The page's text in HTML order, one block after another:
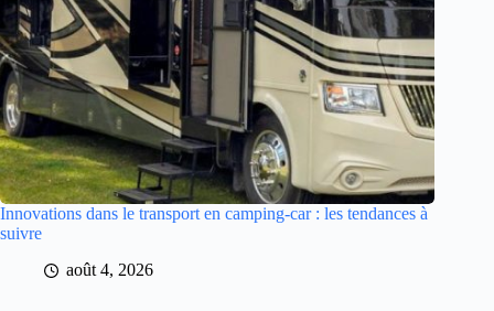
Innovations dans le transport en camping-car : les tendances à
suivre
août 4, 2026